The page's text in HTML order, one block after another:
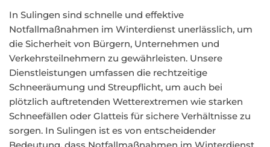
In Sulingen sind schnelle und effektive
Notfallmaßnahmen im Winterdienst unerlässlich, um
die Sicherheit von Bürgern, Unternehmen und
Verkehrsteilnehmern zu gewährleisten. Unsere
Dienstleistungen umfassen die rechtzeitige
Schneeräumung und Streupflicht, um auch bei
plötzlich auftretenden Wetterextremen wie starken
Schneefällen oder Glatteis für sichere Verhältnisse zu
sorgen. In Sulingen ist es von entscheidender